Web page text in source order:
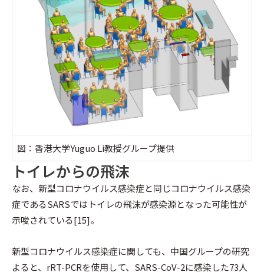
図：香港大学Yuguo Li教授グループ提供
トイレからの飛沫
なお、新型コロナウイルス感染症と同じコロナウイルス感染
症であるSARSではトイレの飛沫が感染源となった可能性が
示唆されている[15]。
新型コロナウイルス感染症に関しても、中国グループの研究
よると、rRT-PCRを使用して、SARS-CoV-2に感染した73人